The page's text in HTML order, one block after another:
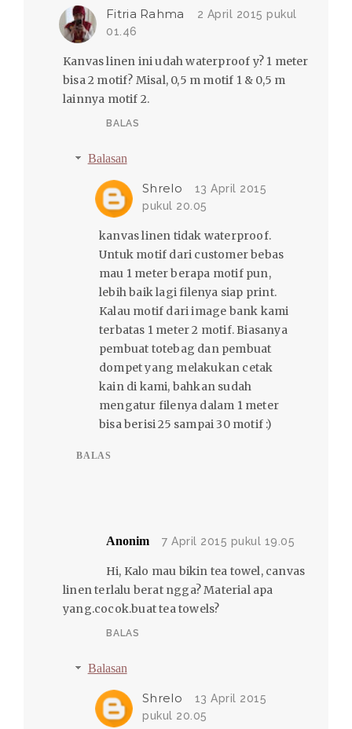
Fitria Rahma
2 April 2015 pukul
01.46
Kanvas linen ini udah waterproof y? 1 meter
bisa 2 motif? Misal, 0,5 m motif 1 & 0,5 m
lainnya motif 2.
BALAS
Balasan
Shrelo
13 April 2015
pukul 20.05
kanvas linen tidak waterproof.
Untuk motif dari customer bebas
mau 1 meter berapa motif pun,
lebih baik lagi filenya siap print.
Kalau motif dari image bank kami
terbatas 1 meter 2 motif. Biasanya
pembuat totebag dan pembuat
dompet yang melakukan cetak
kain di kami, bahkan sudah
mengatur filenya dalam 1 meter
bisa berisi 25 sampai 30 motif :)
BALAS
Anonim 7 April 2015 pukul 19.05
Hi, Kalo mau bikin tea towel, canvas
linen terlalu berat ngga? Material apa
yang.cocok.buat tea towels?
BALAS
Balasan
Shrelo
13 April 2015
pukul 20.05